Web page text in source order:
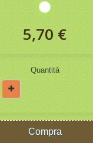
5,70 €
Quantità
Compra